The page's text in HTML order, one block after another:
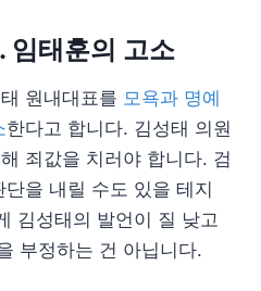
임태훈의 고소
원내대표를 모욕과 명예
한다고 합니다. 김성태 의원
죄값을 치러야 합니다. 검
을 내릴 수도 있을 테지
김성태의 발언이 질 낮고
부정하는 건 아닙니다.